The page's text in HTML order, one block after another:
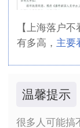
【
上海落户
有多高， 主要
温馨提示
很多人可能搞